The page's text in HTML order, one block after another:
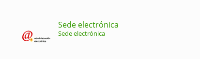
Sede electrónica
Sede electrónica